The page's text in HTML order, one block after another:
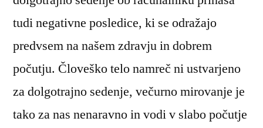
tudi negativne posledice, ki se odražajo
predvsem na našem zdravju in dobrem
počutju. Človeško telo namreč ni ustvarjeno
za dolgotrajno sedenje, večurno mirovanje je
tako za nas nenaravno in vodi v slabo počutje